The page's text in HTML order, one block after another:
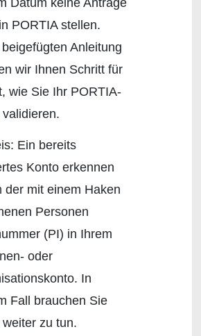
Datum keine Anträge
PORTIA stellen.
Anleitung
wir Ihnen Schritt für
wie Sie Ihr PORTIA-
Ein bereits
Konto erkennen
der mit einem Haken
Personen
(PI) in Ihrem
oder
In
Fall brauchen Sie
weiter zu tun.